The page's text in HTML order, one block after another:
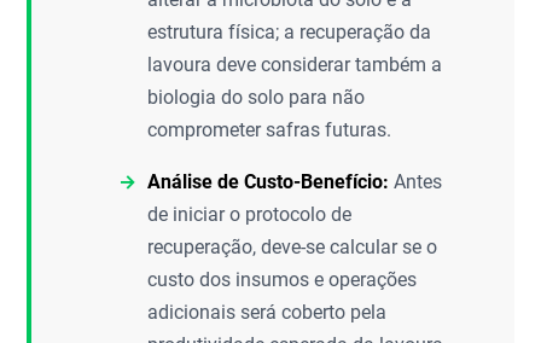
estrutura física; a recuperação da
lavoura deve considerar também a
biologia do solo para não
comprometer safras futuras.
Análise de Custo-Benefício: Antes
de iniciar o protocolo de
recuperação, deve-se calcular se o
custo dos insumos e operações
adicionais será coberto pela